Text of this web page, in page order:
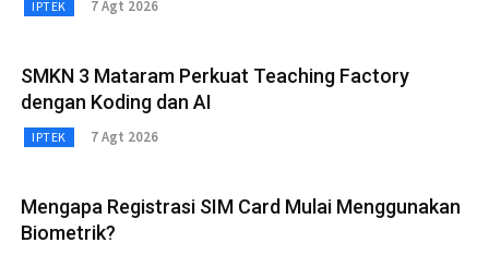
IPTEK 7 Agt 2026
SMKN 3 Mataram Perkuat Teaching Factory
dengan Koding dan AI
IPTEK 7 Agt 2026
Mengapa Registrasi SIM Card Mulai Menggunakan
Biometrik?